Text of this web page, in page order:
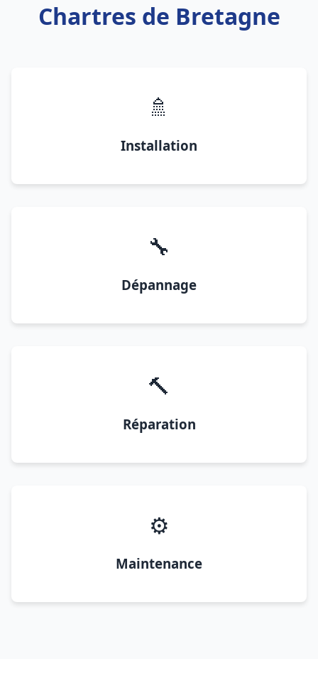
Chartres de Bretagne
🚿
Installation
🔧
Dépannage
🔨
Réparation
⚙️
Maintenance